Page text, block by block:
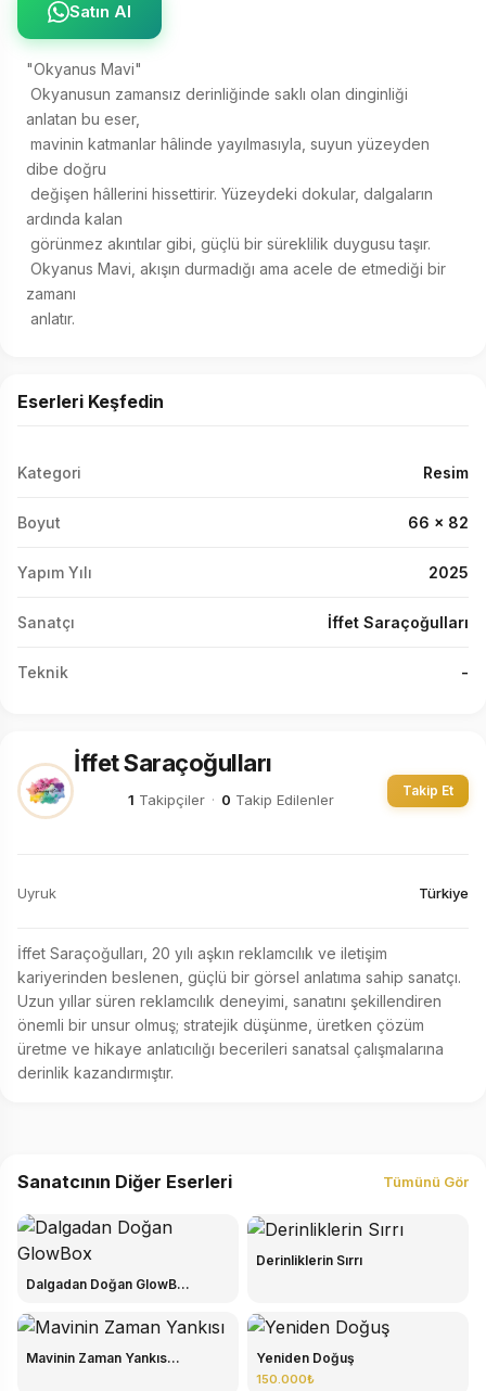
Satın Al
"Okyanus Mavi"
anlatan bu eser,
dibe doğru
ardında kalan
zamanı
anlatır.
Eserleri Keşfedin
Kategori Resim
Boyut 66 x 82
Yapım Yılı 2025
Sanatçı İffet Saraçoğulları
Teknik -
İffet Saraçoğulları
1 Takipçiler · 0 Takip Edilenler
Takip Et
Uyruk Türkiye
İffet Saraçoğulları, 20 yılı aşkın reklamcılık ve iletişim
kariyerinden beslenen, güçlü bir görsel anlatıma sahip sanatçı.
Uzun yıllar süren reklamcılık deneyimi, sanatını şekillendiren
önemli bir unsur olmuş; stratejik düşünme, üretken çözüm
üretme ve hikaye anlatıcılığı becerileri sanatsal çalışmalarına
derinlik kazandırmıştır.
Sanatcının Diğer Eserleri Tümünü Gör
Dalgadan Doğan GlowB...
Derinliklerin Sırrı
Mavinin Zaman Yankıs... Yeniden Doğuş
150.000₺